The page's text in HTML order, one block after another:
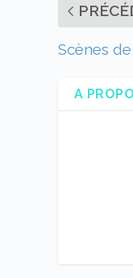
Scènes
A